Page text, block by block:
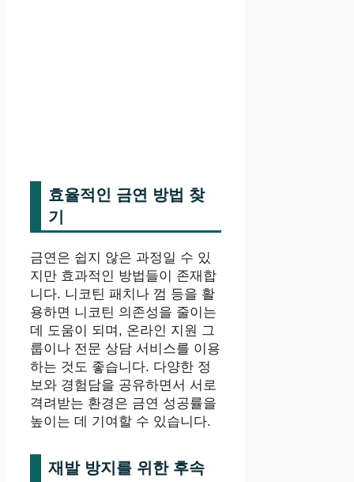
효율적인 금연 방법 찾
기
금연은 쉽지 않은 과정일 수 있
지만 효과적인 방법들이 존재합
니다. 니코틴 패치나 껌 등을 활
용하면 니코틴 의존성을 줄이는
데 도움이 되며, 온라인 지원 그
룹이나 전문 상담 서비스를 이용
하는 것도 좋습니다. 다양한 정
보와 경험담을 공유하면서 서로
격려받는 환경은 금연 성공률을
높이는 데 기여할 수 있습니다.
재발 방지를 위한 후속